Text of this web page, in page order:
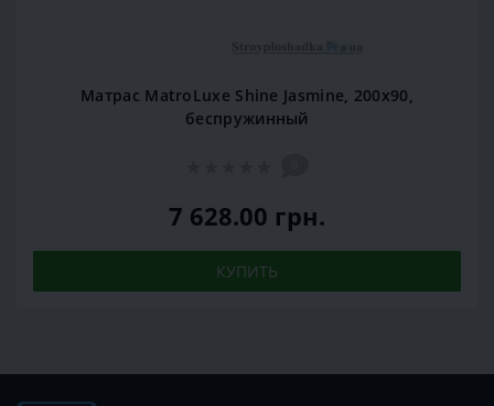
Матрас MatroLuxe Shine Jasmine, 200x90,
беспружинный
7 628.00 грн.
КУПИТЬ